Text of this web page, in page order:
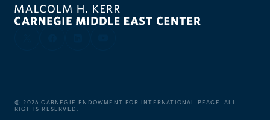
©2026 CARNEGIE ENDOWMENT FOR INTERNATIONAL PEACE. ALL
RIGHTS RESERVED.